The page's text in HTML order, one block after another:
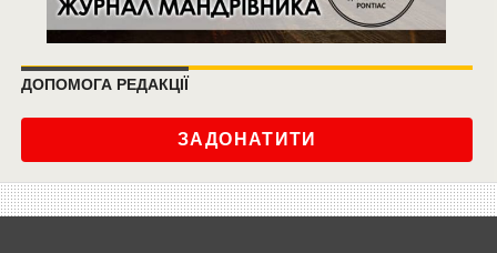
ДОПОМОГА РЕДАКЦІЇ
ЗАДОНАТИТИ